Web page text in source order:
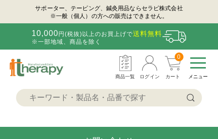
サポーター、テーピング、鍼灸用品ならセラピ株式会社
※一般（個人）の方への販売はできません。
10,000 円(税抜)以上のお買上げで送料無料
※一部地域、商品を除く
商品一覧 ログイン
0
カート メニュー